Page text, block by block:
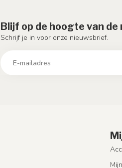
Blijf op de hoogte van
Schrijf je in voor onze nieuwsbrief.